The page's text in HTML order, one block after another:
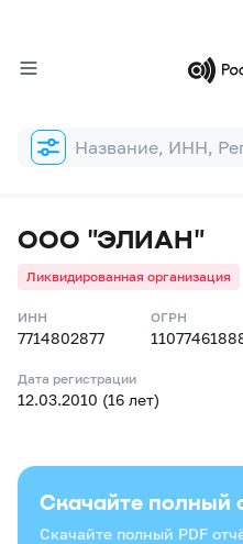
Форма
поиска
ООО "ЭЛИАН"
Ликвидированная организация
ИНН
7714802877
ОГРН
Дата регистрации
12.03.2010 (16 лет)
Скачайте полный
Скачайте полный PDF